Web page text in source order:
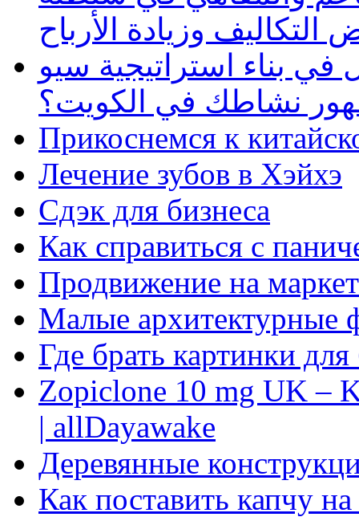
وزيادة الأرباح
بناء استراتيجية سيو
نشاطك في الكويت؟
Прикоснемся к
Лечение зубов в Хэйхэ
Сдэк для бизнеса
Как справиться с
Продвижение на
Малые архитектурные
Где брать картинки
Zopiclone 10 mg UK –
| allDayawake
Деревянные
Как поставить капчу